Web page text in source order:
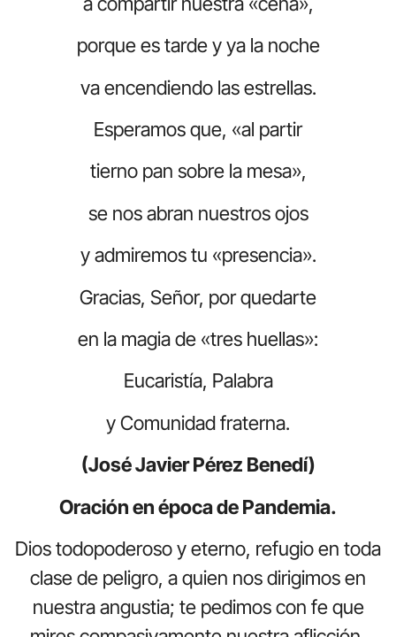
porque es tarde y ya la noche
va encendiendo las estrellas.
Esperamos que, «al partir
tierno pan sobre la mesa»,
se nos abran nuestros ojos
y admiremos tu «presencia».
Gracias, Señor, por quedarte
en la magia de «tres huellas»:
Eucaristía, Palabra
y Comunidad fraterna.
(José Javier Pérez Benedí)
Oración en época de Pandemia.
Dios todopoderoso y eterno, refugio en toda
clase de peligro, a quien nos dirigimos en
nuestra angustia; te pedimos con fe que